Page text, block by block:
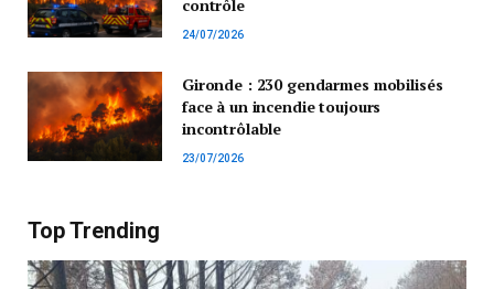
contrôle
24/07/2026
Gironde : 230 gendarmes mobilisés
face à un incendie toujours
incontrôlable
23/07/2026
Top Trending